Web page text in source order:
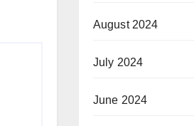
August 2024
July 2024
June 2024